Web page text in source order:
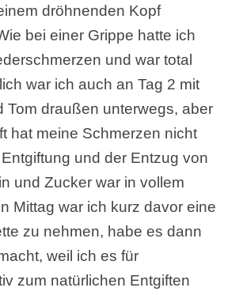
dröhnenden Kopf
bei einer Grippe hatte ich
und war total
war ich auch an Tag 2 mit
Tom draußen unterwegs, aber
hat meine Schmerzen nicht
und der Entzug von
und Zucker war in vollem
Mittag war ich kurz davor eine
zu nehmen, habe es dann
weil ich es für
zum natürlichen Entgiften